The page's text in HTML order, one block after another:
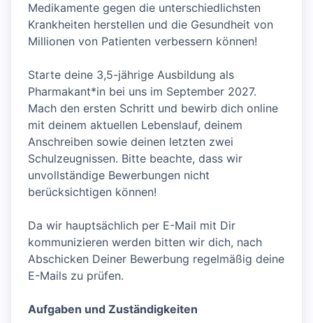
Medikamente gegen die unterschiedlichsten
Krankheiten herstellen und die Gesundheit von
Millionen von Patienten verbessern können!
Starte deine 3,5-jährige Ausbildung als
Pharmakant*in bei uns im September 2027.
Mach den ersten Schritt und bewirb dich online
mit deinem aktuellen Lebenslauf, deinem
Anschreiben sowie deinen letzten zwei
Schulzeugnissen. Bitte beachte, dass wir
unvollständige Bewerbungen nicht
berücksichtigen können!
Da wir hauptsächlich per E-Mail mit Dir
kommunizieren werden bitten wir dich, nach
Abschicken Deiner Bewerbung regelmäßig deine
E-Mails zu prüfen.
Aufgaben und Zuständigkeiten